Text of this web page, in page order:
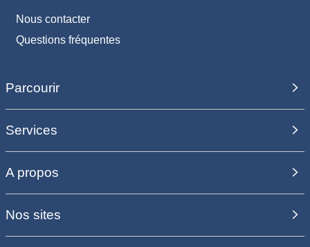
Nous contacter
Questions fréquentes
Parcourir
Services
A propos
Nos sites